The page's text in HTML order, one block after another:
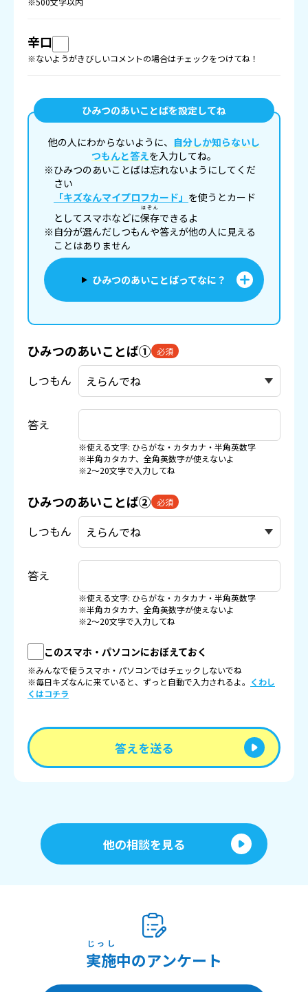
辛口
※ないようがきびしいコメントの場合はチェックをつけてね！
ひみつのあいことばを設定してね
他の人にわからないように、 自分しか知らないし
つもんと答えを入力してね。
※ひみつのあいことばは忘れないようにしてくだ
さい
「キズなんマイプロフカード」 を使うとカード
としてスマホなどに保存
ほぞん
できるよ
※自分が選んだしつもんや答えが他の人に見える
ことはありません
ひみつのあいことばってなに？
ひみつのあいことば① 必須
しつもん
答え
※使える文字: ひらがな・カタカナ・半角英数字
※半角カタカナ、全角英数字が使えないよ
※2〜20文字で入力してね
ひみつのあいことば② 必須
しつもん
答え
※使える文字: ひらがな・カタカナ・半角英数字
※半角カタカナ、全角英数字が使えないよ
※2〜20文字で入力してね
このスマホ・パソコンにおぼえておく
※みんなで使うスマホ・パソコンではチェックしないでね
※毎日キズなんに来ていると、ずっと自動で入力されるよ。 くわし
くはコチラ
答えを送る
他の相談を見る
実施
じっし
中のアンケート